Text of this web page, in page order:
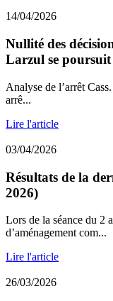
14/04/2026
Nullité des
Larzul se poursuit
Analyse de l’arrêt
arrê...
Lire l'article
03/04/2026
Résultats de la
2026)
Lors de la séance du 2
d’aménagement com...
Lire l'article
26/03/2026